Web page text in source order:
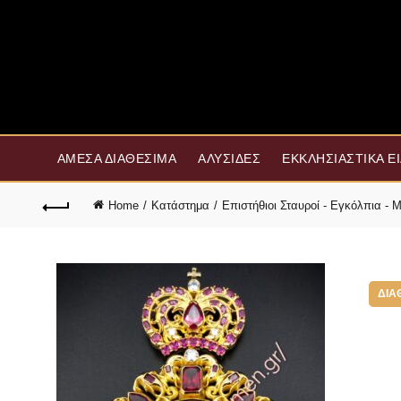
ΆΜΕΣΑ ΔΙΑΘΈΣΙΜΑ ΑΛΥΣΊΔΕΣ ΕΚΚΛΗΣΙΑΣΤΙΚΆ
Home Κατάστημα Επιστήθιοι Σταυροί - Εγκόλπια -